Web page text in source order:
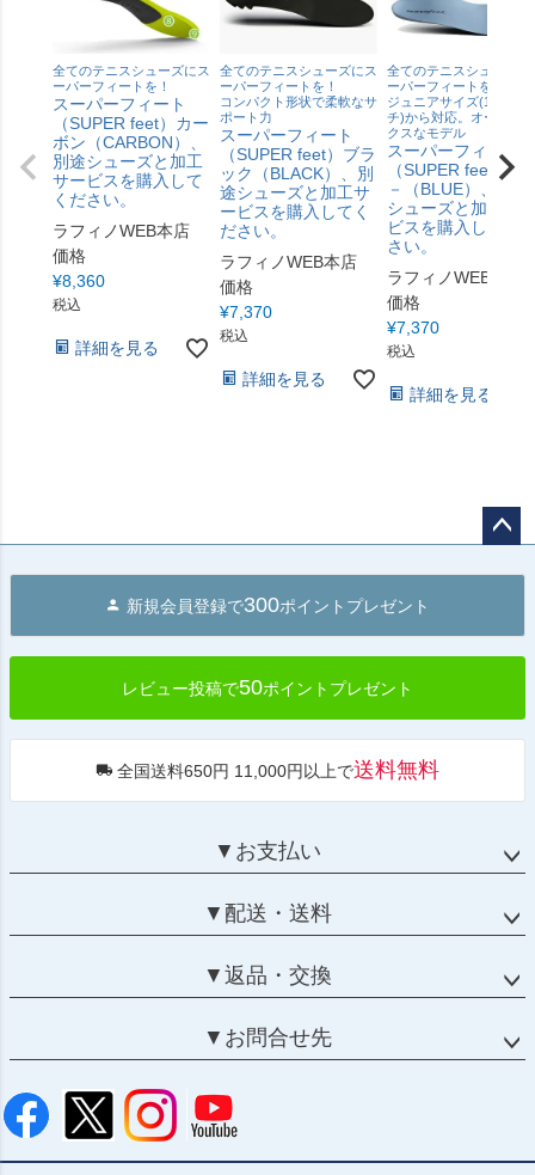
全てのテニスシューズにス
ーパーフィートを！
スーパーフィート
（SUPER feet）カー
ボン（CARBON）、
別途シューズと加工
サービスを購入して
ください。
ラフィノWEB本店
価格
¥8,360
税込
詳細を見る
全てのテニスシューズにス
ーパーフィートを！
コンパクト形状で柔軟なサ
ポート力
スーパーフィート
（SUPER feet）ブラ
ック（BLACK）、別
途シューズと加工サ
ービスを購入してく
ださい。
ラフィノWEB本店
価格
¥7,370
税込
詳細を見る
全てのテニスシューズに
ーパーフィートを！
ジュニアサイズ(17 セン
チ)から対応。オーソドッ
クスなモデル
スーパーフィート
（SUPER feet）ブ
－（BLUE）、別途
シューズと加工サ
ビスを購入してく
さい。
ラフィノWEB本店
価格
¥7,370
税込
詳細を見る
へ
新規会員登録で300ポイントプレゼント
レビュー投稿で50ポイントプレゼント
全国送料650円 11,000円以上で送料無料
▼お支払い
▼配送・送料
▼返品・交換
▼お問合せ先